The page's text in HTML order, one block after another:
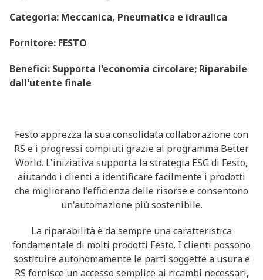
Categoria: Meccanica, Pneumatica e idraulica
Fornitore: FESTO
Benefici: Supporta l'economia circolare; Riparabile
dall'utente finale
Festo apprezza la sua consolidata collaborazione con
RS e i progressi compiuti grazie al programma Better
World. L'iniziativa supporta la strategia ESG di Festo,
aiutando i clienti a identificare facilmente i prodotti
che migliorano l'efficienza delle risorse e consentono
un'automazione più sostenibile.
La riparabilità è da sempre una caratteristica
fondamentale di molti prodotti Festo. I clienti possono
sostituire autonomamente le parti soggette a usura e
RS fornisce un accesso semplice ai ricambi necessari,